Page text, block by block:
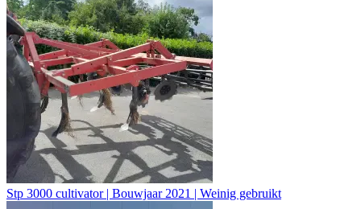
Stp 3000 cultivator | Bouwjaar 2021 | Weinig gebruikt